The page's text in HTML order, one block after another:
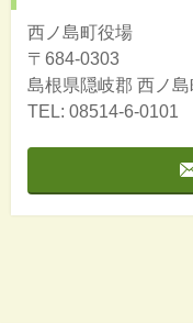
西ノ島町役場
〒684-0303
島根県隠岐郡 西ノ
TEL: 08514-6-0101